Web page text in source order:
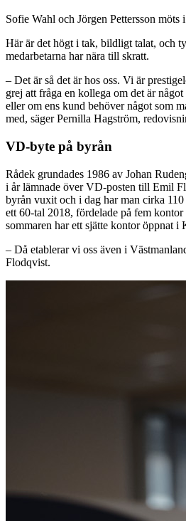
Sofie Wahl och Jörgen Pettersson
Här är det högt i tak, bildligt talat, och
medarbetarna har nära till skratt.
– Det är så det är hos oss. Vi är
grej att fråga en kollega om det är
eller om ens kund behöver något som
med, säger Pernilla Hagström,
VD-byte på byrån
Rådek grundades 1986 av Johan
i år lämnade över VD-posten till Emil
byrån vuxit och i dag har man cirka
ett 60-tal 2018, fördelade på fem
sommaren har ett sjätte kontor öppnat i
– Då etablerar vi oss även i
Flodqvist.